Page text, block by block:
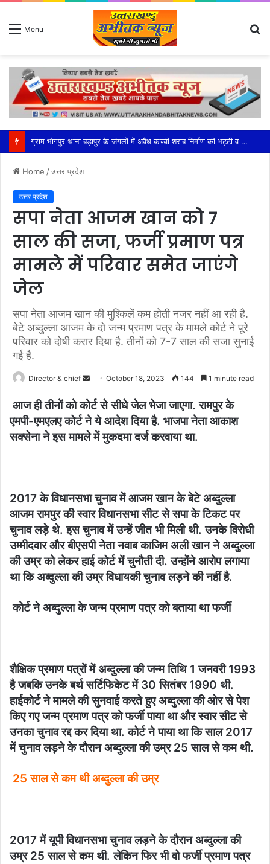
Menu
महेश्वरी मंडल की सक्रियता से सफल हुआ भाजपा का बूथ अध्यक्ष सम्मेलन
Home /उत्तर प्रदेश
उत्तर प्रदेश
सपा नेता आजम खान को 7
साल की सजा, फर्जी प्रमाण पत्र
मामले में परिवार समेत जाएंगे
जेल
सपा नेता आजम खान की मुश्किलें कम होती नजर नहीं आ रही है.
बेटे अब्दुल्ला आजम के दो जन्म प्रमाण पत्र के मामले कोर्ट ने पूरे
परिवार को दोषी करार दिया है. तीनों को 7-7 साल की सजा सुनाई
गई है.
Director & chief
Send
email
October 18, 2023 144 1 minute read
आज ही तीनों को कोर्ट से सीधे जेल भेजा जाएगा. रामपुर के
एमपी-एमएलए कोर्ट ने ये आदेश दिया है. भाजपा नेता आकाश
सक्सेना ने इस मामले में मुकदमा दर्ज करवाया था.
2017 के विधानसभा चुनाव में आजम खान के बेटे अब्दुल्ला
आजम रामपुर की स्वार विधानसभा सीट से सपा के टिकट पर
चुनाव लड़े थे. इस चुनाव में उन्हें जीत भी मिली थी. उनके विरोधी
उम्मीदवार और बीएसपी नेता नवाब काजिम अली खान ने अब्दुल्ला
की उम्र को लेकर हाई कोर्ट में चुनौती दी. उन्होंने आरोप लगाया
था कि अब्दुल्ला की उम्र विधायकी चुनाव लड़ने की नहीं है.
कोर्ट ने अब्दुल्ला के जन्म प्रमाण पत्र को बताया था फर्जी
शैक्षिक प्रमाण पत्रों में अब्दुल्ला की जन्म तिथि 1 जनवरी 1993
है जबकि उनके बर्थ सर्टिफिकेट में 30 सितंबर 1990 थी.
हाईकोर्ट ने मामले की सुनवाई करते हुए अब्दुल्ला की ओर से पेश
किए गए जन्म प्रमाण पत्र को फर्जी पाया था और स्वार सीट से
उनका चुनाव रद्द कर दिया था. कोर्ट ने पाया था कि साल 2017
में चुनाव लड़ने के दौरान अब्दुल्ला की उम्र 25 साल से कम थी.
25 साल से कम थी अब्दुल्ला की उम्र
2017 में यूपी विधानसभा चुनाव लड़ने के दौरान अब्दुल्ला की
उम्र 25 साल से कम थी. लेकिन फिर भी वो फर्जी प्रमाण पत्र